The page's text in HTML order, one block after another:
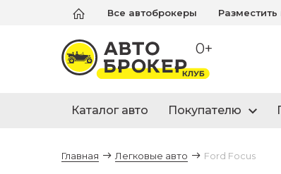
Все автоброкеры Разместить
0+
Каталог авто Покупателю
Главная Легковые авто Ford Focus